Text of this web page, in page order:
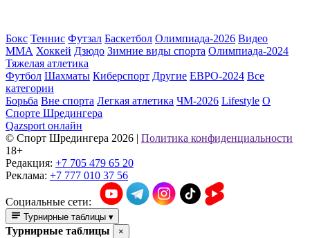
Бокс Теннис Футзал Баскетбол Олимпиада-2026 Видео
ММА Хоккей Дзюдо Зимние виды спорта Олимпиада-2024
Тяжелая атлетика
Футбол Шахматы Киберспорт Другие ЕВРО-2024 Все
категории
Борьба Вне спорта Легкая атлетика ЧМ-2026 Lifestyle О
Спорте Шредингера
Qazsport онлайн
© Cпорт Шредингера 2026 | Политика конфиденциальности
18+
Редакция: +7 705 479 65 20
Реклама: +7 777 010 37 56
Социальные сети:
Турнирные таблицы ▾
Турнирные таблицы
×